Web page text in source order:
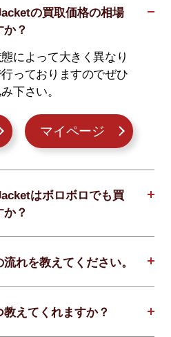
の買取価格の相場
？
によって大きく異なり
っておりますのでぜひ
下さい。
マイページ
はボロボロでも買
？
れを教えてください。
えてくれますか？